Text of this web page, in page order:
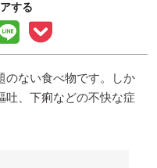
する
のない食べ物です。しか
吐、下痢などの不快な症